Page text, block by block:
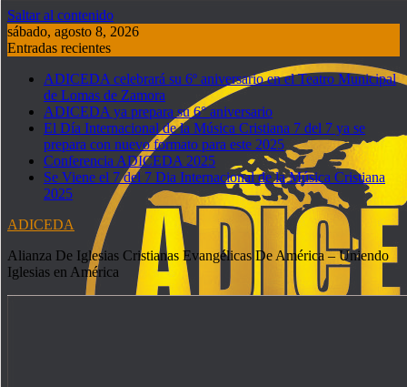
Saltar al contenido
sábado, agosto 8, 2026
Entradas recientes
ADICEDA celebrará su 6º aniversario en el Teatro Municipal
de Lomas de Zamora
ADICEDA ya prepara su 6° aniversario
El Día Internacional de la Música Cristiana 7 del 7 ya se
prepara con nuevo formato para este 2025
Conferencia ADICEDA 2025
Se Viene el 7 del 7 Dia Internacional de la Música Cristiana
2025
ADICEDA
Alianza De Iglesias Cristianas Evangélicas De América – Uniendo
Iglesias en América